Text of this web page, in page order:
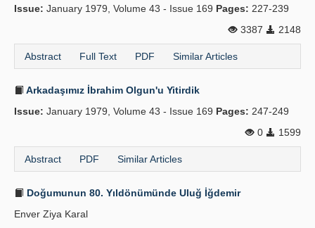
Issue: January 1979, Volume 43 - Issue 169 Pages: 227-239
3387
2148
Abstract Full Text PDF Similar Articles
Arkadaşımız İbrahim Olgun'u Yitirdik
Issue: January 1979, Volume 43 - Issue 169 Pages: 247-249
0
1599
Abstract PDF Similar Articles
Doğumunun 80. Yıldönümünde Uluğ İğdemir
Enver Ziya Karal